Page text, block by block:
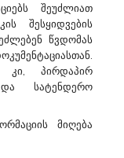
სფეროში .
208144051) ატარებს
ძებნა-
პროფესიული
შეუძლიათ
შესყიდვების
წვდომას
კი, პირდაპირ
სატენდერო
მიღება